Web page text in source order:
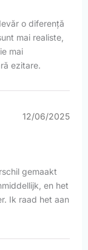
o diferență
mai realiste,
mai
ezitare.
12/06/2025
gemaakt
en het
Ik raad het aan